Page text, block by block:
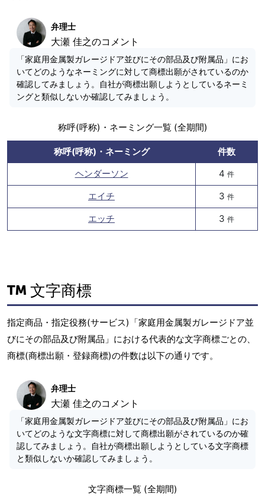
弁理士
大瀬 佳之のコメント
「家庭用金属製ガレージドア並びにその部品及び附属品」にお
いてどのようなネーミングに対して商標出願がされているのか
確認してみましょう。自社が商標出願しようとしているネーミ
ングと類似しないか確認してみましょう。
称呼(呼称)・ネーミング一覧 (全期間)
称呼(呼称)・ネーミング
件数
ヘンダーソン
4 件
エイチ 3 件
エッチ 3 件
文字商標
指定商品・指定役務(サービス)「家庭用金属製ガレージドア並
びにその部品及び附属品」における代表的な文字商標ごとの、
商標(商標出願・登録商標)の件数は以下の通りです。
弁理士
大瀬 佳之のコメント
「家庭用金属製ガレージドア並びにその部品及び附属品」にお
いてどのような文字商標に対して商標出願がされているのか確
認してみましょう。自社が商標出願しようとしている文字商標
と類似しないか確認してみましょう。
文字商標一覧 (全期間)